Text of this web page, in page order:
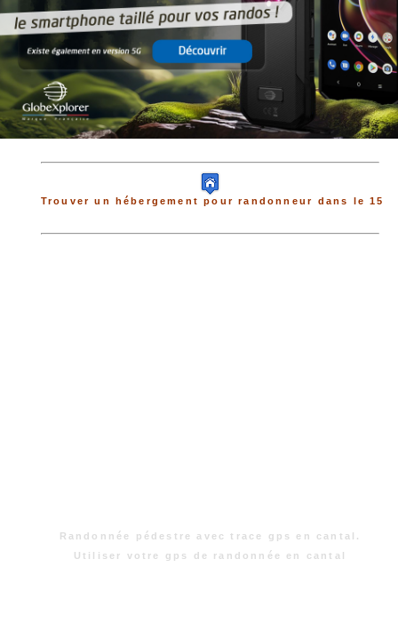
Trouver un hébergement pour randonneur dans le 15
Randonnée pédestre avec trace gps en cantal.
Utiliser votre gps de randonnée en cantal